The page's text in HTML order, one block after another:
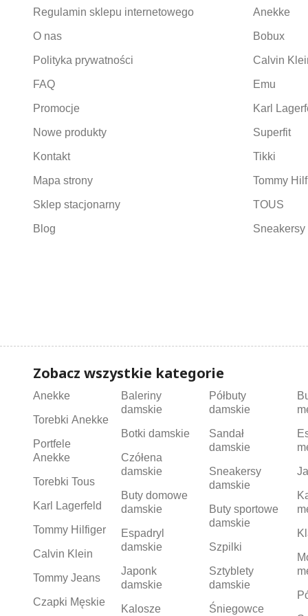
Regulamin sklepu internetowego
O nas
Polityka prywatności
FAQ
Promocje
Nowe produkty
Kontakt
Mapa strony
Sklep stacjonarny
Blog
Anekke
Bobux
Calvin
Emu
Karl
Superfit
Tikki
Tommy
TOUS
Zobacz wszystkie kategorie
Anekke
Torebki Anekke
Portfele
Anekke
Torebki Tous
Karl Lagerfeld
Tommy Hilfiger
Calvin Klein
Tommy Jeans
Czapki Męskie
Baleriny
damskie
Botki damskie
Czółena
damskie
Buty domowe
damskie
Espadryl
damskie
Japonk
damskie
Kalosze
Półbuty
damskie
Sandał
damskie
Sneakersy
damskie
Buty sportowe
damskie
Szpilki
Sztyblety
damskie
Śniegowce